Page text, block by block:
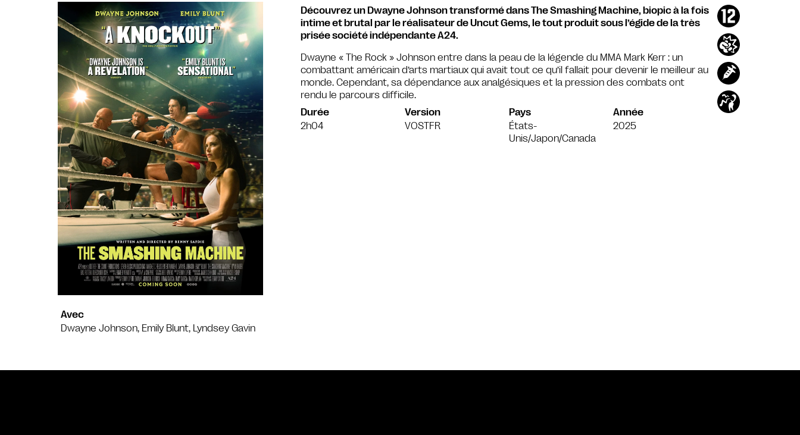
Avec
Dwayne Johnson, Emily Blunt, Lyndsey Gavin
Découvrez un Dwayne Johnson transformé dans The Smashing Machine, biopic à la fois
intime et brutal par le réalisateur de Uncut Gems, le tout produit sous l’égide de la très
prisée société indépendante A24.
Dwayne « The Rock » Johnson entre dans la peau de la légende du MMA Mark Kerr : un
combattant américain d’arts martiaux qui avait tout ce qu’il fallait pour devenir le meilleur au
monde. Cependant, sa dépendance aux analgésiques et la pression des combats ont
rendu le parcours difficile.
Durée
2h04
Version
VOSTFR
Pays
États-
Unis/Japon/Canada
Année
2025